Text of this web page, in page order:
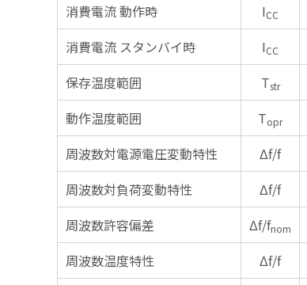
消費電流 動作時
ICC
消費電流 スタンバイ時
ICC
保存温度範囲
Tstr
動作温度範囲
Topr
周波数対電源電圧変動特性
Δf/f
周波数対負荷変動特性
Δf/f
周波数許容偏差
Δf/fnom
周波数温度特性
Δf/f